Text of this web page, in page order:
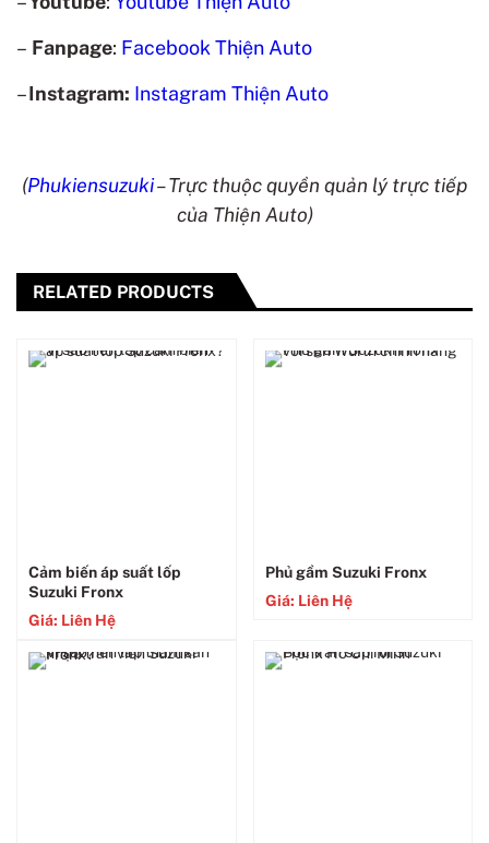
– Fanpage: Facebook Thiện Auto
–Instagram: Instagram Thiện Auto
(Phukiensuzuki– Trực thuộc quyền quản lý trực tiếp
của Thiện Auto)
RELATED PRODUCTS
Cảm biến áp suất lốp
Suzuki Fronx
Giá: Liên Hệ
Phủ gầm Suzuki Fronx
Giá: Liên Hệ